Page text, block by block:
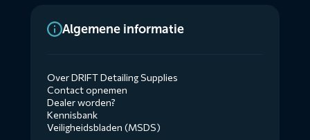
Algemene informatie
Over DRIFT Detailing Supplies
Contact opnemen
Dealer worden?
Kennisbank
Veiligheidsbladen (MSDS)